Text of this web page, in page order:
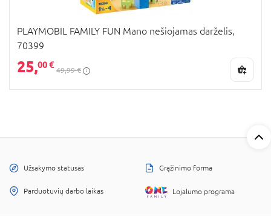
PLAYMOBIL FAMILY FUN Mano nešiojamas darželis,
70399
25,00 €
49,99 €
Užsakymo statusas Grąžinimo forma
Parduotuvių darbo laikas Lojalumo programa